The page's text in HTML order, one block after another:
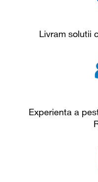
Livram solutii
Experienta a